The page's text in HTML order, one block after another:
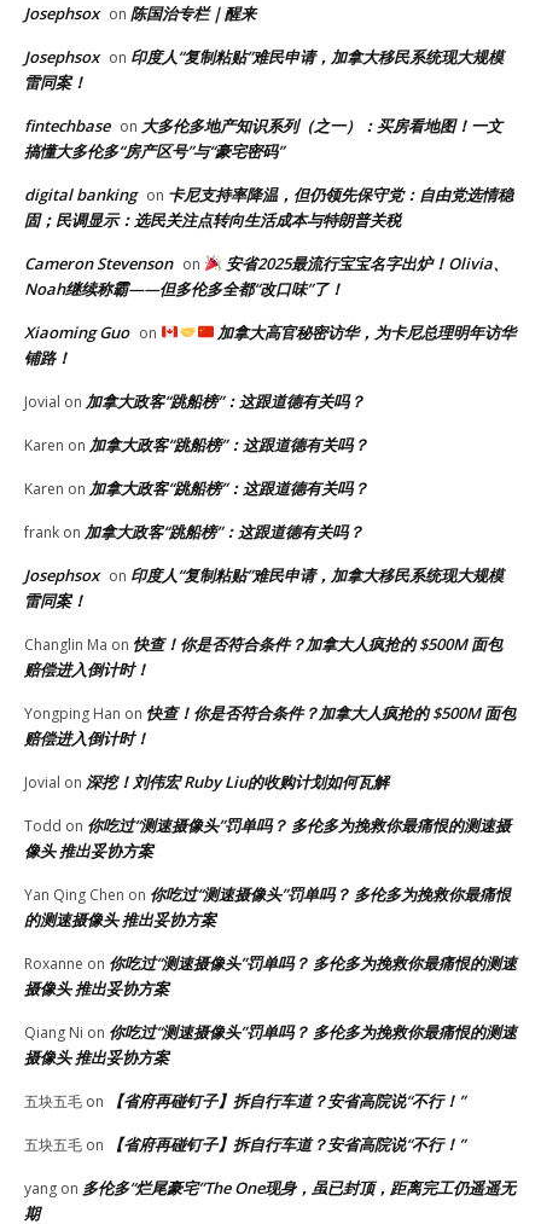
Josephsox on 陈国治专栏｜醒来
Josephsox on 印度人“复制粘贴”难民申请，加拿大移民系统现大规模
雷同案！
fintechbase on 大多伦多地产知识系列（之一）：买房看地图！一文
搞懂大多伦多“房产区号”与“豪宅密码”
digital banking on 卡尼支持率降温，但仍领先保守党：自由党选情稳
固；民调显示：选民关注点转向生活成本与特朗普关税
Cameron Stevenson on
安省2025最流行宝宝名字出炉！Olivia、
Noah继续称霸——但多伦多全都“改口味”了！
Xiaoming Guo on
加拿大高官秘密访华，为卡尼总理明年访华
铺路！
Jovial on 加拿大政客“跳船榜”：这跟道德有关吗？
Karen on 加拿大政客“跳船榜”：这跟道德有关吗？
Karen on 加拿大政客“跳船榜”：这跟道德有关吗？
frank on 加拿大政客“跳船榜”：这跟道德有关吗？
Josephsox on 印度人“复制粘贴”难民申请，加拿大移民系统现大规模
雷同案！
Changlin Ma on 快查！你是否符合条件？加拿大人疯抢的 $500M 面包
赔偿进入倒计时！
Yongping Han on 快查！你是否符合条件？加拿大人疯抢的 $500M 面包
赔偿进入倒计时！
Jovial on 深挖！刘伟宏 Ruby Liu的收购计划如何瓦解
Todd on 你吃过“测速摄像头”罚单吗？ 多伦多为挽救你最痛恨的测速摄
像头 推出妥协方案
Yan Qing Chen on 你吃过“测速摄像头”罚单吗？ 多伦多为挽救你最痛恨
的测速摄像头 推出妥协方案
Roxanne on 你吃过“测速摄像头”罚单吗？ 多伦多为挽救你最痛恨的测速
摄像头 推出妥协方案
Qiang Ni on 你吃过“测速摄像头”罚单吗？ 多伦多为挽救你最痛恨的测速
摄像头 推出妥协方案
五块五毛 on 【省府再碰钉子】拆自行车道？安省高院说“不行！”
五块五毛 on 【省府再碰钉子】拆自行车道？安省高院说“不行！”
yang on 多伦多“烂尾豪宅”The One现身，虽已封顶，距离完工仍遥遥无
期